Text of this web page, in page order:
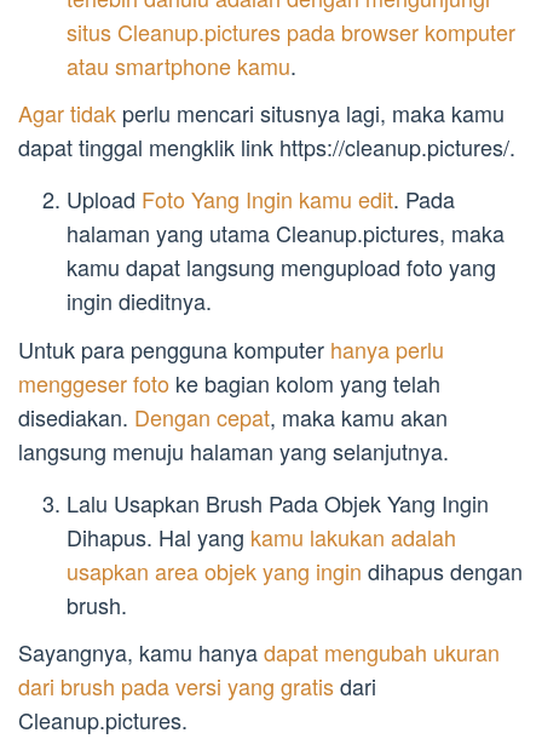
situs Cleanup.pictures pada browser komputer
atau smartphone kamu.
Agar tidak perlu mencari situsnya lagi, maka kamu
dapat tinggal mengklik link https://cleanup.pictures/.
Upload Foto Yang Ingin kamu edit. Pada
halaman yang utama Cleanup.pictures, maka
kamu dapat langsung mengupload foto yang
ingin dieditnya.
Untuk para pengguna komputer hanya perlu
menggeser foto ke bagian kolom yang telah
disediakan. Dengan cepat, maka kamu akan
langsung menuju halaman yang selanjutnya.
Lalu Usapkan Brush Pada Objek Yang Ingin
Dihapus. Hal yang kamu lakukan adalah
usapkan area objek yang ingin dihapus dengan
brush.
Sayangnya, kamu hanyadapat mengubah ukuran
dari brush pada versi yang gratisdari
Cleanup.pictures.